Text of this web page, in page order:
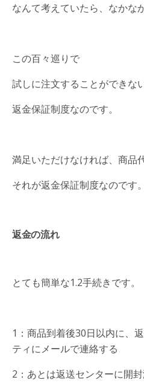
なんて考えていたら、なかな
この百々巡りで
試しに注文することができな
返金保証制度なのです。
満足いただけなければ、商品
それが返金保証制度なのです。
返金の流れ
とても簡単な1.2手続きです。
1：商品到着後30日以内に、
ティにメールで連絡する
2：あとは返送センターに開